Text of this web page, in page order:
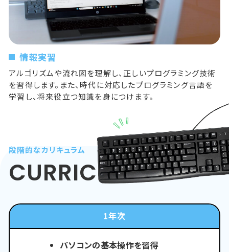
情報実習
アルゴリズムや流れ図を理解し、正しいプログラミング技術
を習得します。また、時代に対応したプログラミング言語を
学習し、将来役立つ知識を身につけます。
段階的なカリキュラム
CURRICULUM
1年次
パソコンの基本操作を習得